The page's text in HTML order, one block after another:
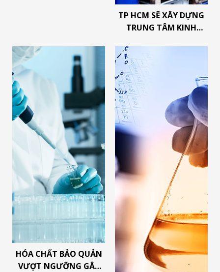
TP HCM SẼ XÂY DỰNG
TRUNG TÂM KINH
TẦM CỠ KHU VỰC
HÓA CHẤT BẢO QUẢN
VƯỢT NGƯỠNG GÂY